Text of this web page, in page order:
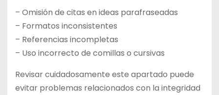
– Omisión de citas en ideas parafraseadas
– Formatos inconsistentes
– Referencias incompletas
– Uso incorrecto de comillas o cursivas
Revisar cuidadosamente este apartado puede
evitar problemas relacionados con la integridad